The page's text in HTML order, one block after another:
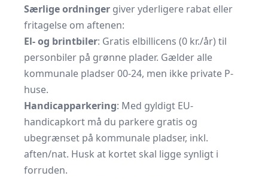
Særlige ordninger giver yderligere rabat eller
fritagelse om aftenen:
El- og brintbiler: Gratis elbillicens (0 kr./år) til
personbiler på grønne plader. Gælder alle
kommunale pladser 00-24, men ikke private P-
huse.
Handicapparkering: Med gyldigt EU-
handicapkort må du parkere gratis og
ubegrænset på kommunale pladser, inkl.
aften/nat. Husk at kortet skal ligge synligt i
forruden.